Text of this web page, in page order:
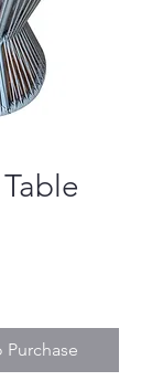
Purchase